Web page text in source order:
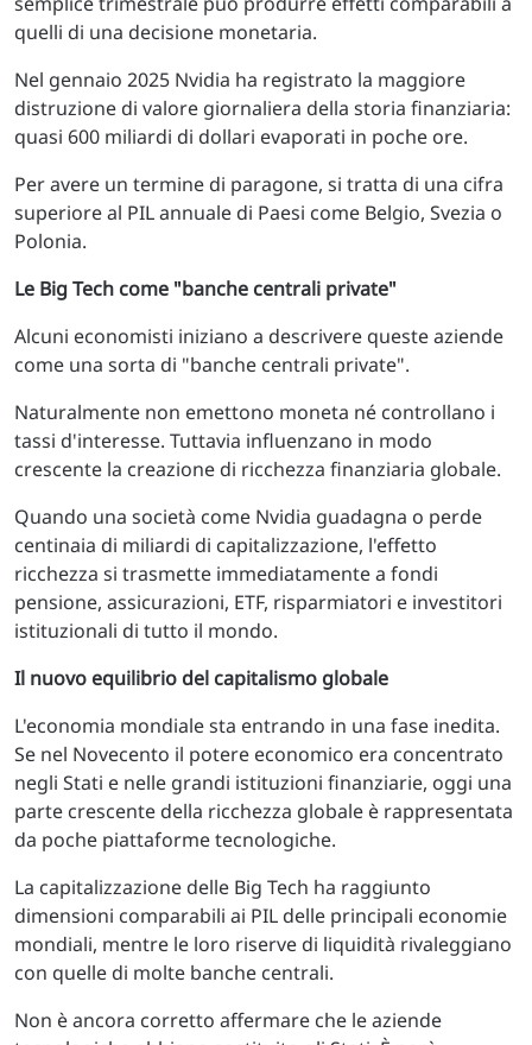
quelli di una decisione monetaria.
Nel gennaio 2025 Nvidia ha registrato la maggiore
distruzione di valore giornaliera della storia finanziaria:
quasi 600 miliardi di dollari evaporati in poche ore.
Per avere un termine di paragone, si tratta di una cifra
superiore al PIL annuale di Paesi come Belgio, Svezia o
Polonia.
Le Big Tech come "banche centrali private"
Alcuni economisti iniziano a descrivere queste aziende
come una sorta di "banche centrali private".
Naturalmente non emettono moneta né controllano i
tassi d'interesse. Tuttavia influenzano in modo
crescente la creazione di ricchezza finanziaria globale.
Quando una società come Nvidia guadagna o perde
centinaia di miliardi di capitalizzazione, l'effetto
ricchezza si trasmette immediatamente a fondi
pensione, assicurazioni, ETF, risparmiatori e investitori
istituzionali di tutto il mondo.
Il nuovo equilibrio del capitalismo globale
L'economia mondiale sta entrando in una fase inedita.
Se nel Novecento il potere economico era concentrato
negli Stati e nelle grandi istituzioni finanziarie, oggi una
parte crescente della ricchezza globale è rappresentata
da poche piattaforme tecnologiche.
La capitalizzazione delle Big Tech ha raggiunto
dimensioni comparabili ai PIL delle principali economie
mondiali, mentre le loro riserve di liquidità rivaleggiano
con quelle di molte banche centrali.
Non è ancora corretto affermare che le aziende